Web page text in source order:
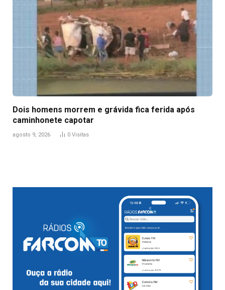
Dois homens morrem e grávida fica ferida após
caminhonete capotar
agosto 9, 2026 0 Visitas